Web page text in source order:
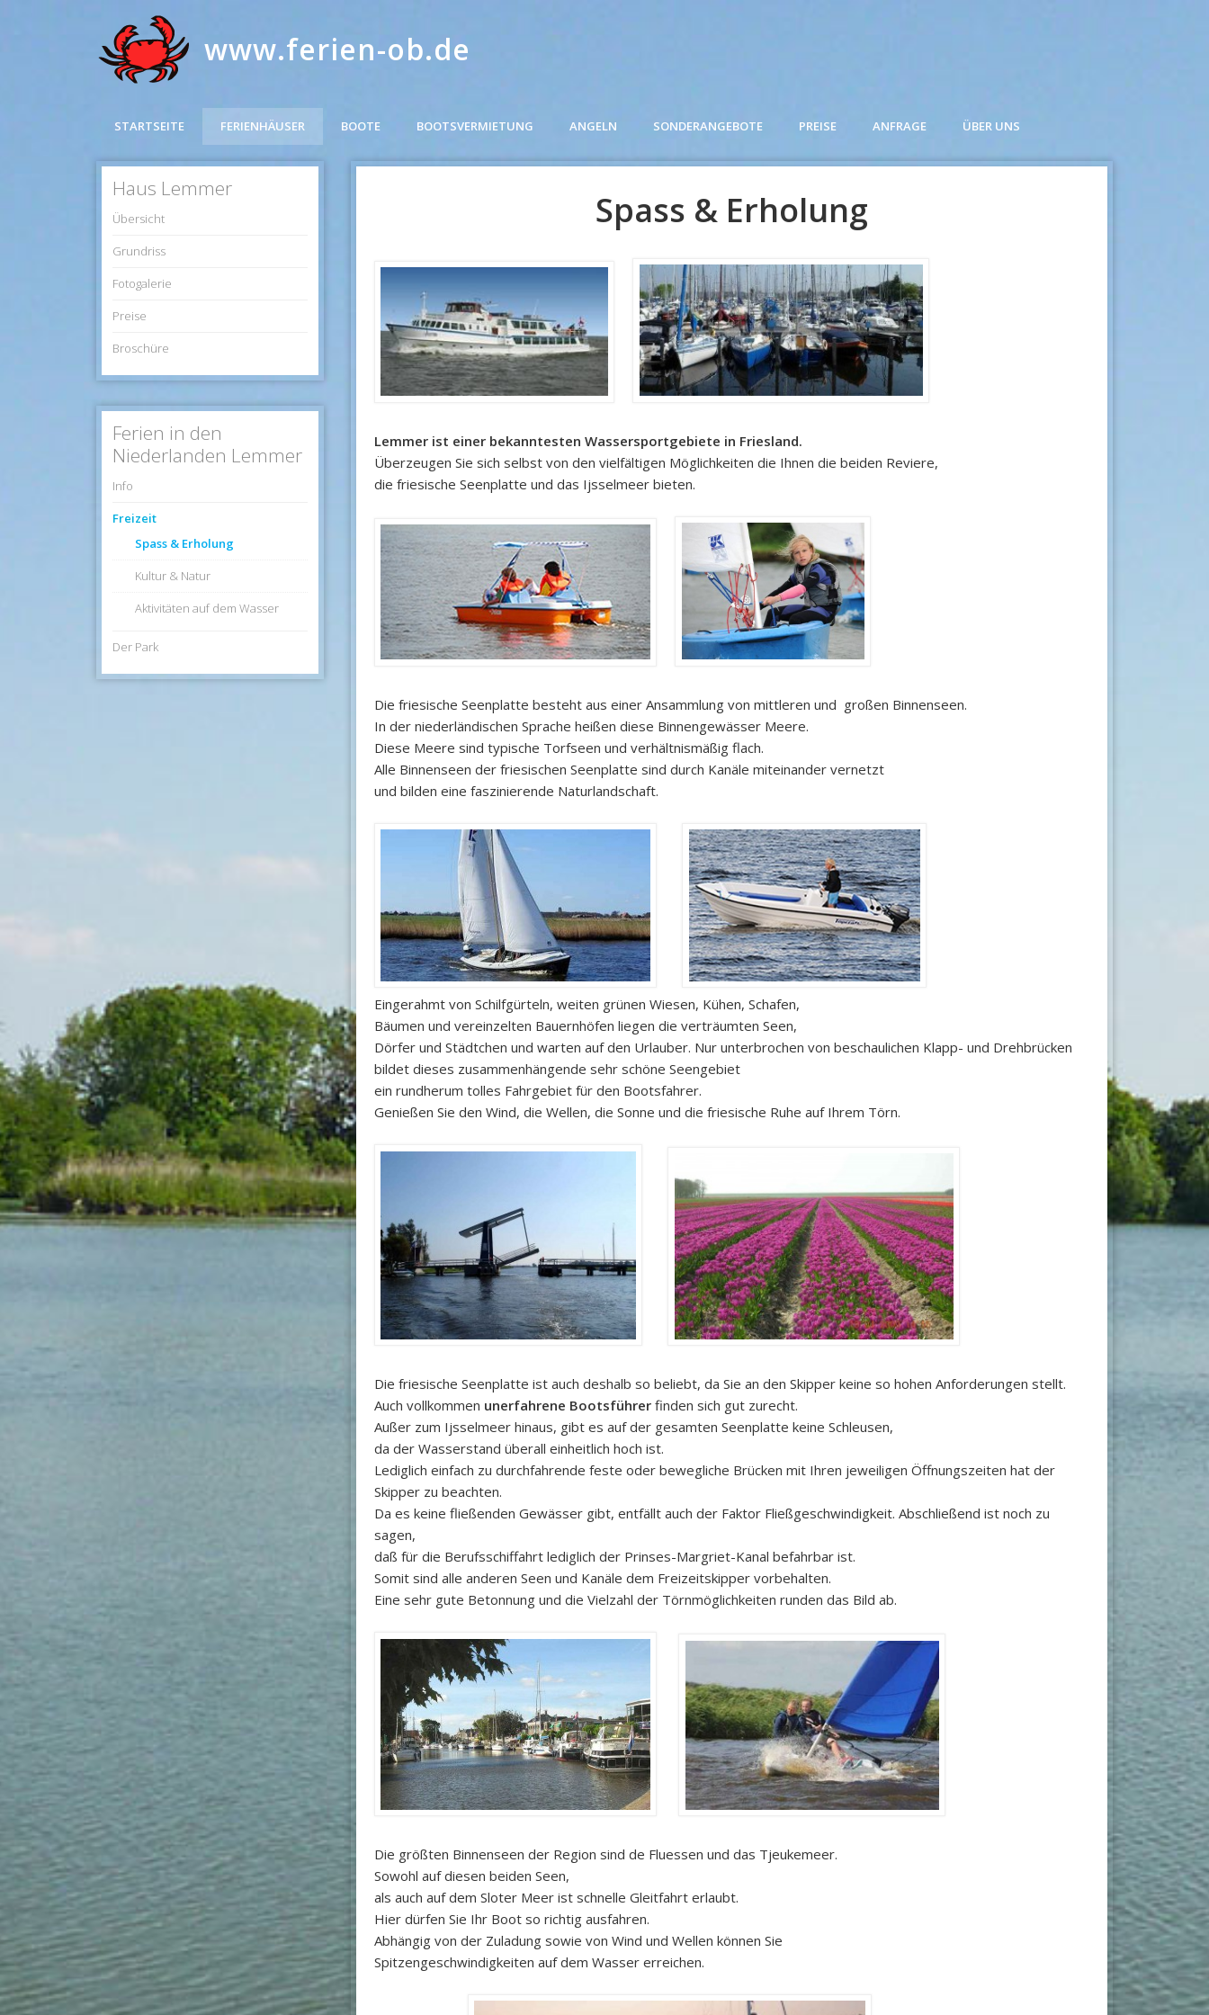
www.ferien-ob.de
STARTSEITE FERIENHÄUSER BOOTE BOOTSVERMIETUNG ANGELN SONDERANGEBOTE PREISE ANFRAGE ÜBER UNS
Spass & Erholung
Lemmer ist einer bekanntesten Wassersportgebiete in Friesland.
Überzeugen Sie sich selbst von den vielfältigen Möglichkeiten die Ihnen die beiden Reviere,
die friesische Seenplatte und das Ijsselmeer bieten.
Die friesische Seenplatte besteht aus einer Ansammlung von mittleren und großen Binnenseen.
In der niederländischen Sprache heißen diese Binnengewässer Meere.
Diese Meere sind typische Torfseen und verhältnismäßig flach.
Alle Binnenseen der friesischen Seenplatte sind durch Kanäle miteinander vernetzt
und bilden eine faszinierende Naturlandschaft.
Eingerahmt von Schilfgürteln, weiten grünen Wiesen, Kühen, Schafen,
Bäumen und vereinzelten Bauernhöfen liegen die verträumten Seen,
Dörfer und Städtchen und warten auf den Urlauber. Nur unterbrochen von beschaulichen Klapp- und Drehbrücken
bildet dieses zusammenhängende sehr schöne Seengebiet
ein rundherum tolles Fahrgebiet für den Bootsfahrer.
Genießen Sie den Wind, die Wellen, die Sonne und die friesische Ruhe auf Ihrem Törn.
Die friesische Seenplatte ist auch deshalb so beliebt, da Sie an den Skipper keine so hohen Anforderungen stellt.
Auch vollkommen unerfahrene Bootsführerfinden sich gut zurecht.
Außer zum Ijsselmeer hinaus, gibt es auf der gesamten Seenplatte keine Schleusen,
da der Wasserstand überall einheitlich hoch ist.
Lediglich einfach zu durchfahrende feste oder bewegliche Brücken mit Ihren jeweiligen Öffnungszeiten hat der
Skipper zu beachten.
Da es keine fließenden Gewässer gibt, entfällt auch der Faktor Fließgeschwindigkeit. Abschließend ist noch zu
sagen,
daß für die Berufsschiffahrt lediglich der Prinses-Margriet-Kanal befahrbar ist.
Somit sind alle anderen Seen und Kanäle dem Freizeitskipper vorbehalten.
Eine sehr gute Betonnung und die Vielzahl der Törnmöglichkeiten runden das Bild ab.
Die größten Binnenseen der Region sind de Fluessen und das Tjeukemeer.
Sowohl auf diesen beiden Seen,
als auch auf dem Sloter Meer ist schnelle Gleitfahrt erlaubt.
Hier dürfen Sie Ihr Boot so richtig ausfahren.
Abhängig von der Zuladung sowie von Wind und Wellen können Sie
Spitzengeschwindigkeiten auf dem Wasser erreichen.
Haus Lemmer
Übersicht
Grundriss
Fotogalerie
Preise
Broschüre
Ferien in den
Niederlanden Lemmer
Info
Freizeit
Spass & Erholung
Kultur & Natur
Aktivitäten auf dem Wasser
Der Park